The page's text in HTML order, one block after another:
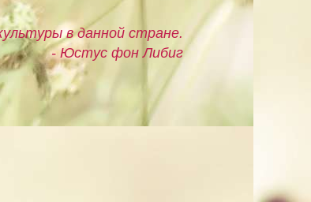
в данной стране.
- Юстус фон Либиг